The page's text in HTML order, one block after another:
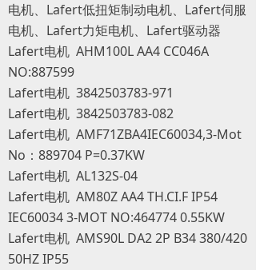
电机、Lafert低扭矩制动电机、Lafert伺服
电机、Lafert力矩电机、Lafert驱动器
Lafert电机 AHM100L AA4 CC046A
NO:887599
Lafert电机 3842503783-971
Lafert电机 3842503783-082
Lafert电机 AMF71ZBA4IEC60034,3-Mot
No：889704 P=0.37KW
Lafert电机 AL132S-04
Lafert电机 AM80Z AA4 TH.CI.F IP54
IEC60034 3-MOT NO:464774 0.55KW
Lafert电机 AMS90L DA2 2P B34 380/420
50HZ IP55